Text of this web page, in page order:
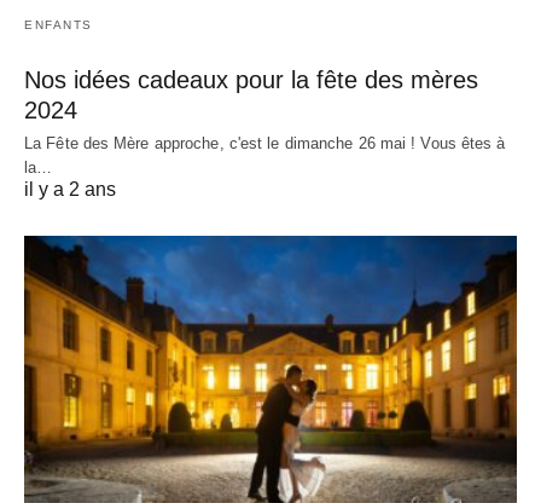
ENFANTS
Nos idées cadeaux pour la fête des mères
2024
La Fête des Mère approche, c'est le dimanche 26 mai ! Vous êtes à
la…
il y a 2 ans